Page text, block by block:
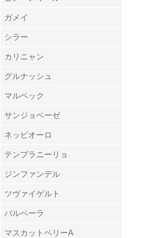
ガメイ
シラー
カリニャン
グルナッシュ
マルベック
サンジョベーゼ
ネッビオーロ
テンプラニーリョ
ジンファンデル
ツヴァイゲルト
バルベーラ
マスカットベリーA